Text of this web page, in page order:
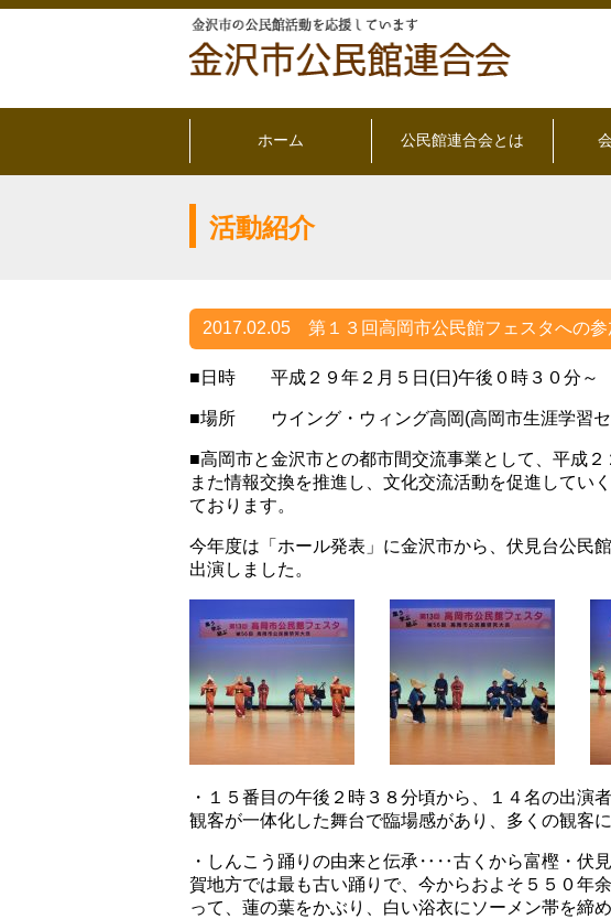
ホーム 公民館連合会とは
活動紹介
2017.02.05 第１３回高岡市公民館フェスタへの参
■日時 平成２９年２月５日(日)午後０時３０分～
■場所 ウイング・ウィング高岡(高岡市生涯学習セ
■高岡市と金沢市との都市間交流事業として、平成
また情報交換を推進し、文化交流活動を促進してい
ております。
今年度は「ホール発表」に金沢市から、伏見台公民
出演しました。
・１５番目の午後２時３８分頃から、１４名の出演
観客が一体化した舞台で臨場感があり、多くの観客
・しんこう踊りの由来と伝承‥‥古くから富樫・伏
賀地方では最も古い踊りで、今からおよそ５５０年
って、蓮の葉をかぶり、白い浴衣にソーメン帯を締